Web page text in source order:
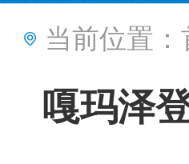
当前位置：
嘎玛泽